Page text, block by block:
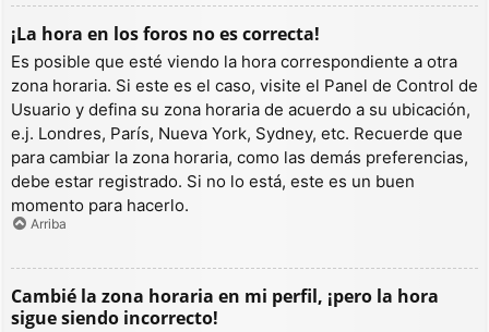
¡La hora en los foros no es correcta!
Es posible que esté viendo la hora correspondiente a otra
zona horaria. Si este es el caso, visite el Panel de Control de
Usuario y defina su zona horaria de acuerdo a su ubicación,
e.j. Londres, París, Nueva York, Sydney, etc. Recuerde que
para cambiar la zona horaria, como las demás preferencias,
debe estar registrado. Si no lo está, este es un buen
momento para hacerlo.
Arriba
Cambié la zona horaria en mi perfil, ¡pero la hora
sigue siendo incorrecto!